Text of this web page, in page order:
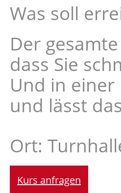
Was soll
Der
dass Sie
Und in
und lässt
Ort:
Kurs anfragen